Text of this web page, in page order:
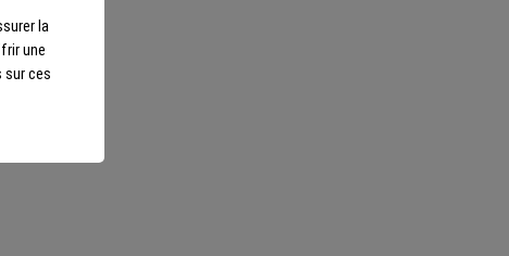
écoute
sur-mesure et repartez
la
une
sur ces